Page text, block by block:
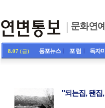
문화연예
8.07 (금) 동포뉴스ㅣ 포 럼 독자
"되는집, 됀집